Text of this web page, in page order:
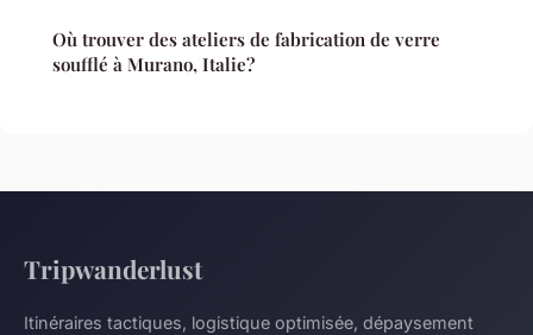
Où trouver des ateliers de fabrication de verre
soufflé à Murano, Italie?
Tripwanderlust
Itinéraires tactiques, logistique optimisée, dépaysement